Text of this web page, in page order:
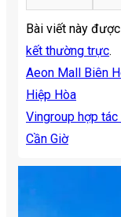
Bài viết này
kết thường trực.
Aeon Mall Biên
Hiệp Hòa
Vingroup hợp
Cần Giờ